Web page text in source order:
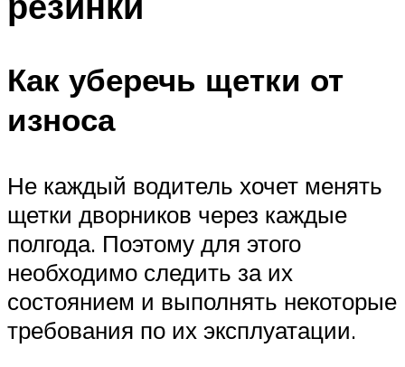
Как уберечь щетки от
износа
Не каждый водитель хочет менять
щетки дворников через каждые
полгода. Поэтому для этого
необходимо следить за их
состоянием и выполнять некоторые
требования по их эксплуатации.